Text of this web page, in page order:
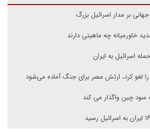
بر مدار اسرائیل بزرگ
خاورمیانه چه ماهیتی دارند
اسرائیل به ایران
لغو کرد، ارتش مصر برای جنگ آماده می‌شود
سود چین واگذار می کند